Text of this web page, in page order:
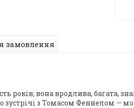
замовлення
років; вона вродлива, багата,
зустрічі з Томасом Феннелом —